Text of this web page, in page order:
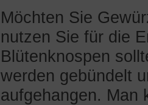
Möchten Sie
nutzen Sie für die
Blütenknospen
werden gebündelt
aufgehangen. Man